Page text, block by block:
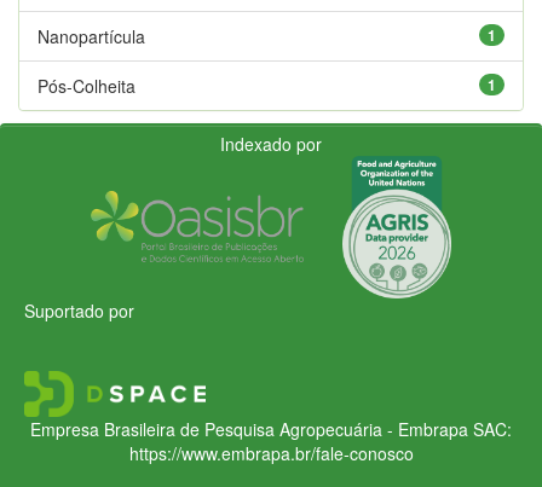
1
Nanopartícula
1
Pós-Colheita
Indexado por
Suportado por
Empresa Brasileira de Pesquisa Agropecuária - Embrapa SAC:
https://www.embrapa.br/fale-conosco